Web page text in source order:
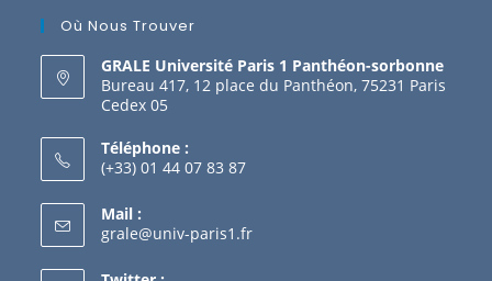
Où Nous Trouver
GRALE Université Paris 1 Panthéon-sorbonne
Bureau 417, 12 place du Panthéon, 75231 Paris
Cedex 05
Téléphone :
(+33) 01 44 07 83 87
Mail :
grale@univ-paris1.fr